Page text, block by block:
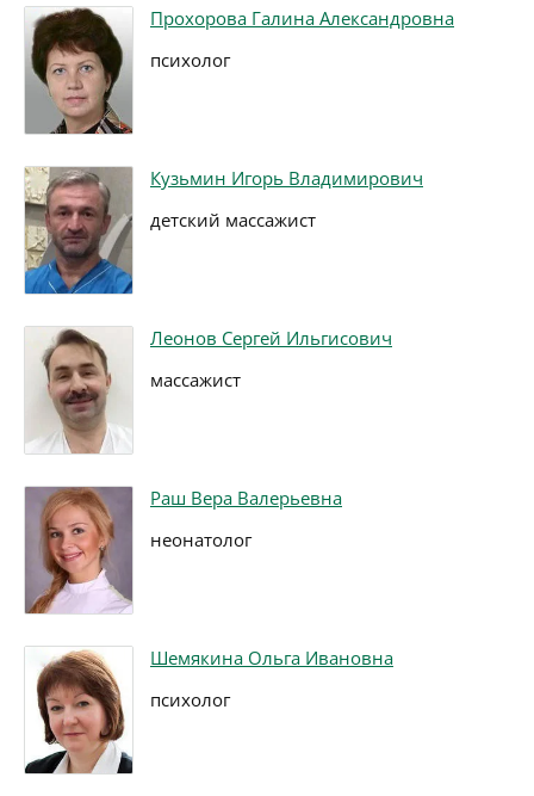
Прохорова Галина Александровна
психолог
Кузьмин Игорь Владимирович
детский массажист
Леонов Сергей Ильгисович
массажист
Раш Вера Валерьевна
неонатолог
Шемякина Ольга Ивановна
психолог